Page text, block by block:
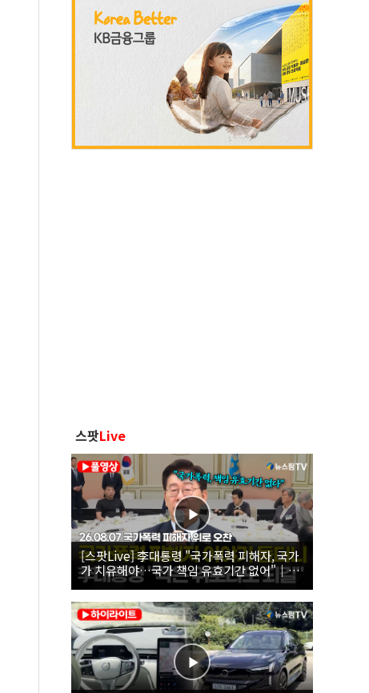
스팟Live
[스팟Live] 李대통령 "국가폭력 피해자, 국가
가 치유해야…국가 책임 유효기간 없어"｜
26.08.07 국가폭력 피해자 위로 오찬